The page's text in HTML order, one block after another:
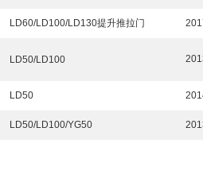
LD60/LD100/LD130提升推拉门
LD50/LD100
LD50
LD50/LD100/YG50